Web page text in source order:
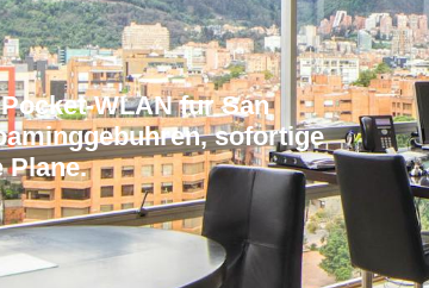
WLAN fur San
sofortige
Plane.